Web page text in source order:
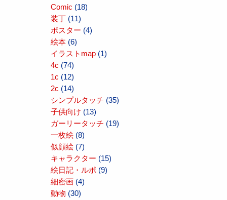
Comic (18)
装丁(11)
ポスター (4)
絵本(6)
イラストmap(1)
4c (74)
1c (12)
2c (14)
シンプルタッチ (35)
子供向け (13)
ガーリータッチ (19)
一枚絵(8)
似顔絵(7)
キャラクター (15)
絵日記・ルポ (9)
細密画(4)
動物 (30)